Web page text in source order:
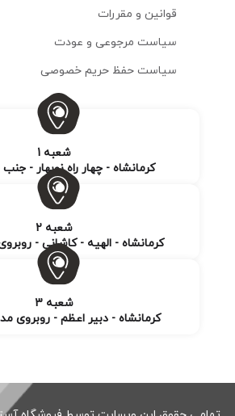
قوانین و مقررات
سیاست مرجوعی و عودت
سیاست حفظ حریم خصوصی
شعبه 1
کرمانشاه - چهار راه نوبهار - جنب
شعبه 2
کرمانشاه - الهیه - کاشانی -
شعبه 3
کرمانشاه - دبیر اعظم - روبروی